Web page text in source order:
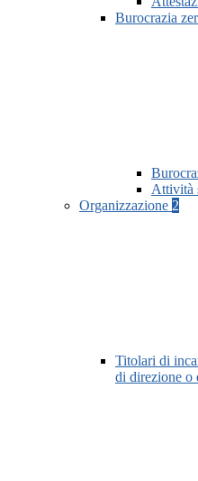
Burocrazia
Attività
Organizzazione 2
Titolari di
di direzione o